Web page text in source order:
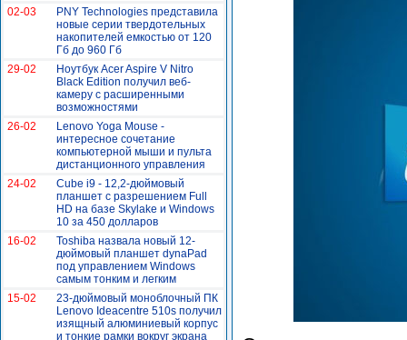
02-03
PNY Technologies представила
новые серии твердотельных
накопителей емкостью от 120
Гб до 960 Гб
29-02
Ноутбук Acer Aspire V Nitro
Black Edition получил веб-
камеру с расширенными
возможностями
26-02
Lenovo Yoga Mouse -
интересное сочетание
компьютерной мыши и пульта
дистанционного управления
24-02
Cube i9 - 12,2-дюймовый
планшет с разрешением Full
HD на базе Skylake и Windows
10 за 450 долларов
16-02
Toshiba назвала новый 12-
дюймовый планшет dynaPad
под управлением Windows
самым тонким и легким
15-02
23-дюймовый моноблочный ПК
Lenovo Ideacentre 510s получил
изящный алюминиевый корпус
и тонкие рамки вокруг экрана